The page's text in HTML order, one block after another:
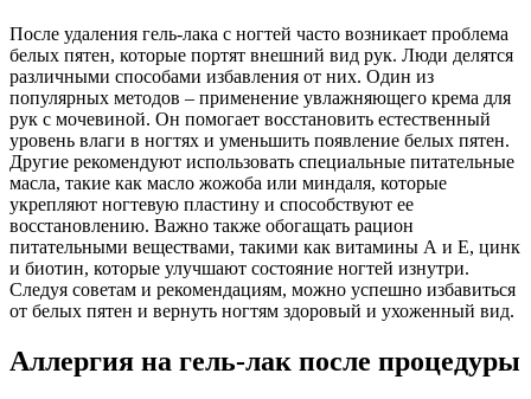
После удаления гель-лака с ногтей часто возникает проблема
белых пятен, которые портят внешний вид рук. Люди делятся
различными способами избавления от них. Один из
популярных методов – применение увлажняющего крема для
рук с мочевиной. Он помогает восстановить естественный
уровень влаги в ногтях и уменьшить появление белых пятен.
Другие рекомендуют использовать специальные питательные
масла, такие как масло жожоба или миндаля, которые
укрепляют ногтевую пластину и способствуют ее
восстановлению. Важно также обогащать рацион
питательными веществами, такими как витамины А и Е, цинк
и биотин, которые улучшают состояние ногтей изнутри.
Следуя советам и рекомендациям, можно успешно избавиться
от белых пятен и вернуть ногтям здоровый и ухоженный вид.
Аллергия на гель-лак после процедуры